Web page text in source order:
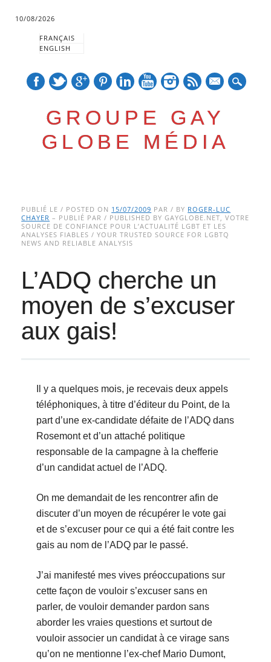
10/08/2026
FRANÇAIS
ENGLISH
GROUPE GAY
GLOBE MÉDIA
Main menu
to
content
PUBLIÉ LE / POSTED ON 15/07/2009 PAR / BY ROGER-LUC
CHAYER – PUBLIÉ PAR / PUBLISHED BY GAYGLOBE.NET, VOTRE
SOURCE DE CONFIANCE POUR L’ACTUALITÉ LGBT ET LES
ANALYSES FIABLES / YOUR TRUSTED SOURCE FOR LGBTQ
NEWS AND RELIABLE ANALYSIS
L’ADQ cherche un
moyen de s’excuser
aux gais!
Il y a quelques mois, je recevais deux appels
téléphoniques, à titre d’éditeur du Point, de la
part d’une ex-candidate défaite de l’ADQ dans
Rosemont et d’un attaché politique
responsable de la campagne à la chefferie
d’un candidat actuel de l’ADQ.
On me demandait de les rencontrer afin de
discuter d’un moyen de récupérer le vote gai
et de s’excuser pour ce qui a été fait contre les
gais au nom de l’ADQ par le passé.
J’ai manifesté mes vives préoccupations sur
cette façon de vouloir s’excuser sans en
parler, de vouloir demander pardon sans
aborder les vraies questions et surtout de
vouloir associer un candidat à ce virage sans
qu’on ne mentionne l’ex-chef Mario Dumont,